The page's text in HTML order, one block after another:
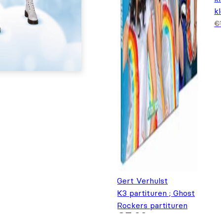
Gert Verhulst
K3 partituren ; Ghost
Rockers partituren
€7,99
€